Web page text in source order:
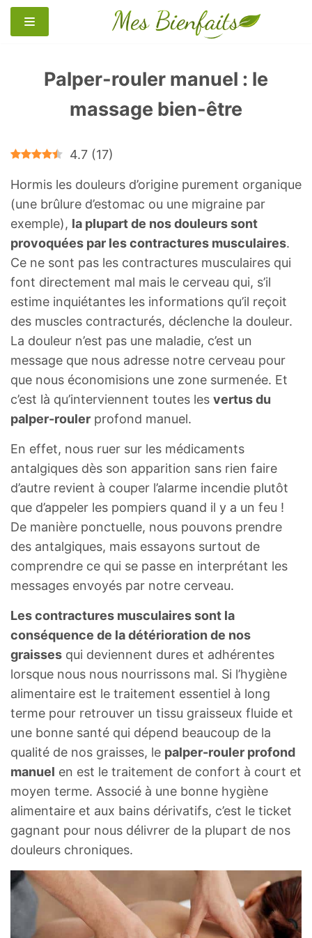
Aller
au
Palper-rouler manuel : le
massage bien-être
4.7 (17)
Hormis les douleurs d’origine purement organique
(une brûlure d’estomac ou une migraine par
exemple), la plupart de nos douleurs sont
provoquées par les contractures musculaires.
Ce ne sont pas les contractures musculaires qui
font directement mal mais le cerveau qui, s’il
estime inquiétantes les informations qu’il reçoit
des muscles contracturés, déclenche la douleur.
La douleur n’est pas une maladie, c’est un
message que nous adresse notre cerveau pour
que nous économisions une zone surmenée. Et
c’est là qu’interviennent toutes les vertus du
palper-rouler profond manuel.
En effet, nous ruer sur les médicaments
antalgiques dès son apparition sans rien faire
d’autre revient à couper l’alarme incendie plutôt
que d’appeler les pompiers quand il y a un feu !
De manière ponctuelle, nous pouvons prendre
des antalgiques, mais essayons surtout de
comprendre ce qui se passe en interprétant les
messages envoyés par notre cerveau.
Les contractures musculaires sont la
conséquence de la détérioration de nos
graisses qui deviennent dures et adhérentes
lorsque nous nous nourrissons mal. Si l’hygiène
alimentaire est le traitement essentiel à long
terme pour retrouver un tissu graisseux fluide et
une bonne santé qui dépend beaucoup de la
qualité de nos graisses, le palper-rouler profond
manuel en est le traitement de confort à court et
moyen terme. Associé à une bonne hygiène
alimentaire et aux bains dérivatifs, c’est le ticket
gagnant pour nous délivrer de la plupart de nos
douleurs chroniques.